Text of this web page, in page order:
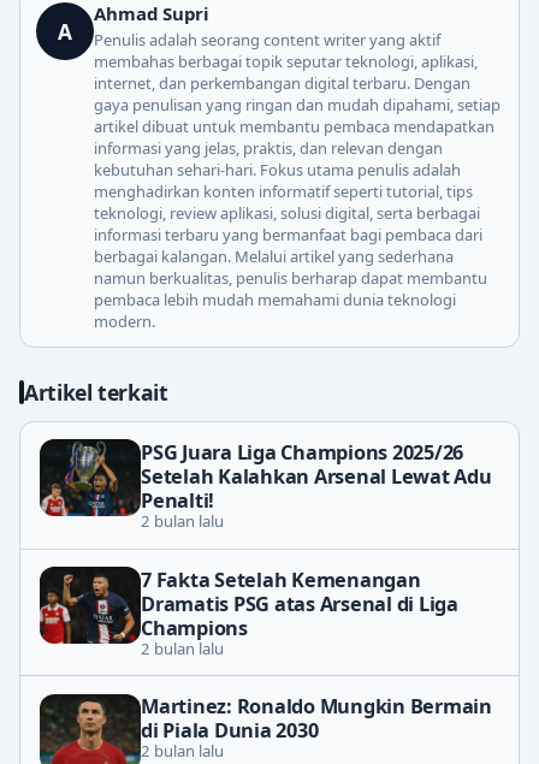
A
Ahmad Supri
Penulis adalah seorang content writer yang aktif
membahas berbagai topik seputar teknologi, aplikasi,
internet, dan perkembangan digital terbaru. Dengan
gaya penulisan yang ringan dan mudah dipahami, setiap
artikel dibuat untuk membantu pembaca mendapatkan
informasi yang jelas, praktis, dan relevan dengan
kebutuhan sehari-hari. Fokus utama penulis adalah
menghadirkan konten informatif seperti tutorial, tips
teknologi, review aplikasi, solusi digital, serta berbagai
informasi terbaru yang bermanfaat bagi pembaca dari
berbagai kalangan. Melalui artikel yang sederhana
namun berkualitas, penulis berharap dapat membantu
pembaca lebih mudah memahami dunia teknologi
modern.
Artikel terkait
PSG Juara Liga Champions 2025/26
Setelah Kalahkan Arsenal Lewat Adu
Penalti!
2 bulan lalu
7 Fakta Setelah Kemenangan
Dramatis PSG atas Arsenal di Liga
Champions
2 bulan lalu
Martinez: Ronaldo Mungkin Bermain
di Piala Dunia 2030
2 bulan lalu